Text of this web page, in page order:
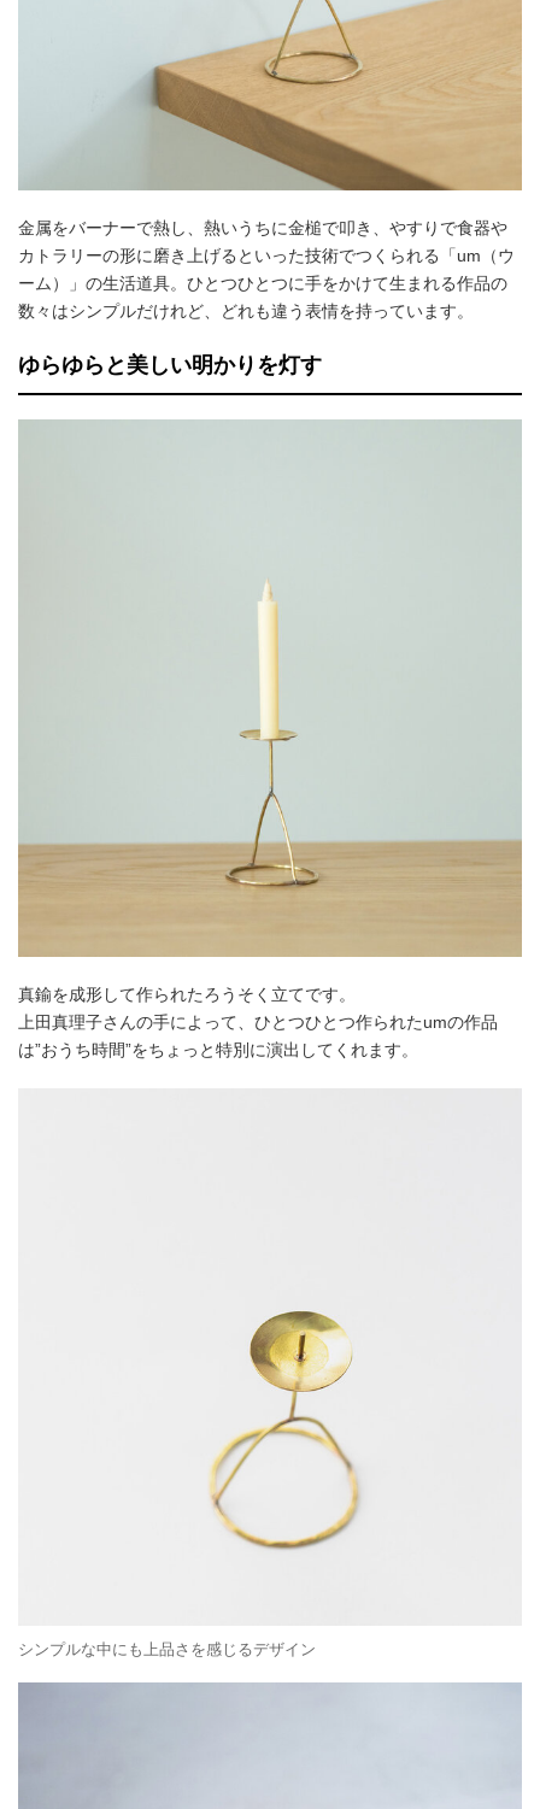
金属をバーナーで熱し、熱いうちに金槌で叩き、やすりで食器や
カトラリーの形に磨き上げるといった技術でつくられる「um（ウ
ーム）」の生活道具。ひとつひとつに手をかけて生まれる作品の
数々はシンプルだけれど、どれも違う表情を持っています。
ゆらゆらと美しい明かりを灯す
真鍮を成形して作られたろうそく立てです。
上田真理子さんの手によって、ひとつひとつ作られたumの作品
は”おうち時間”をちょっと特別に演出してくれます。
シンプルな中にも上品さを感じるデザイン